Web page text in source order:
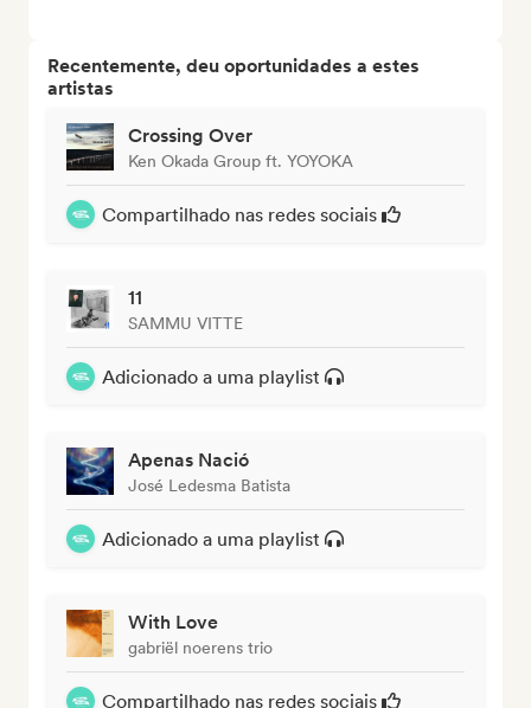
Recentemente, deu oportunidades a estes
artistas
Crossing Over
Ken Okada Group ft. YOYOKA
Compartilhado nas redes sociais
11
SAMMU VITTE
Adicionado a uma playlist
Apenas Nació
José Ledesma Batista
Adicionado a uma playlist
With Love
gabriël noerens trio
Compartilhado nas redes sociais